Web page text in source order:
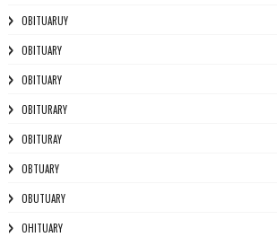
OBITUARUY
OBITUARY
OBITUARY
OBITURARY
OBITURAY
OBTUARY
OBUTUARY
OHITUARY